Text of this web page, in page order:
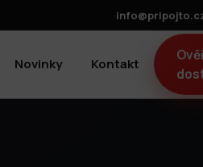
Novinky Kontakt